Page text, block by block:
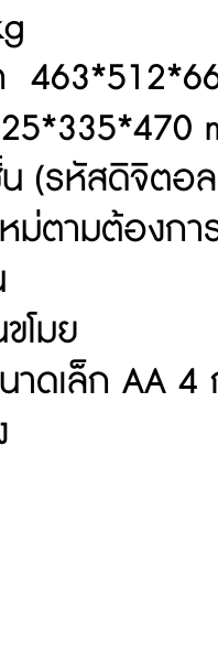
น (รหัสดิจิต
ม่ตามต้องกา
มย
าดเล็ก AA